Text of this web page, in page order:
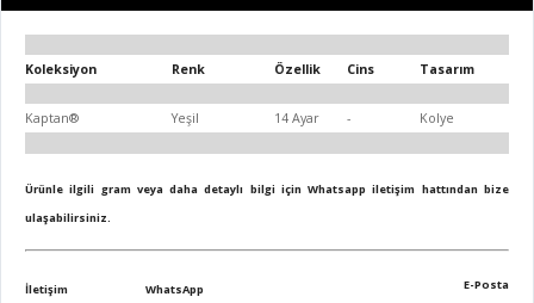
Koleksiyon Renk Özellik Cins Tasarım
Kaptan® Yeşil 14 Ayar - Kolye
Ürünle ilgili gram veya daha detaylı bilgi için Whatsapp iletişim hattından bize
ulaşabilirsiniz.
İletişim
WhatsApp
E-Posta